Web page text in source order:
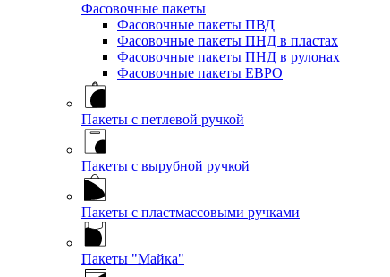
Фасовочные пакеты
Фасовочные пакеты ПВД
Фасовочные пакеты ПНД в пластах
Фасовочные пакеты ПНД в рулонах
Фасовочные пакеты ЕВРО
Пакеты с петлевой ручкой
Пакеты с вырубной ручкой
Пакеты с пластмассовыми ручками
Пакеты "Майка"